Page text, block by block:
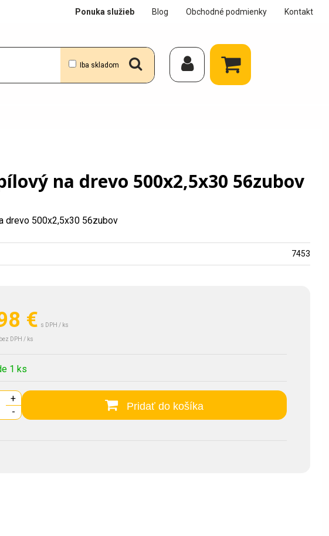
Iba skladom
Ponuka služieb Blog Obchodné podmienky Kontakt
na drevo 500x2,5x30 56zubov
€ s DPH / ks
bez DPH / ks
1 ks
+
-
Pridať do košíka
drevo 500x2,5x30 56zubov
7453